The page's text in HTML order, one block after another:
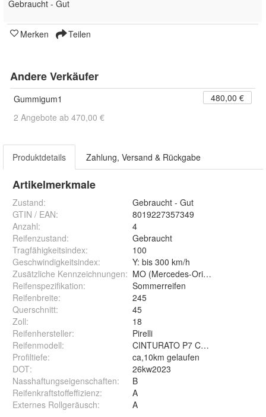
Gebraucht - Gut
Merken Teilen
Andere Verkäufer
Gummigum1
480,00 €
2 Angebote ab 470,00 €
Produktdetails Zahlung, Versand & Rückgabe
Artikelmerkmale
Zustand:
Gebraucht - Gut
GTIN / EAN:
8019227357349
Anzahl:
4
Reifenzustand:
Gebraucht
Tragfähigkeitsindex:
100
Geschwindigkeitsindex:
Y: bis 300 km/h
Zusätzliche Kennzeichnungen: MO (Mercedes-Original)
Reifenspezifikation:
Sommerreifen
Reifenbreite:
245
Querschnitt:
45
Zoll:
18
Reifenhersteller:
Pirelli
Reifenmodell:
CINTURATO P7 C2 XL MFS MO
Profiltiefe:
ca,10km gelaufen
DOT:
26kw2023
Nasshaftungseigenschaften:
B
Reifenkraftstoffeffizienz:
A
Externes Rollgeräusch: A